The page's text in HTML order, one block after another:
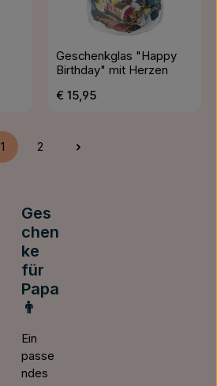
Geschenkglas "Happy
Birthday" mit Herzen
Regulärer Preis:
€ 15,95
Seite
1
Seite
2
Ges
chen
ke
für
Papa
👨
Ein
passe
ndes